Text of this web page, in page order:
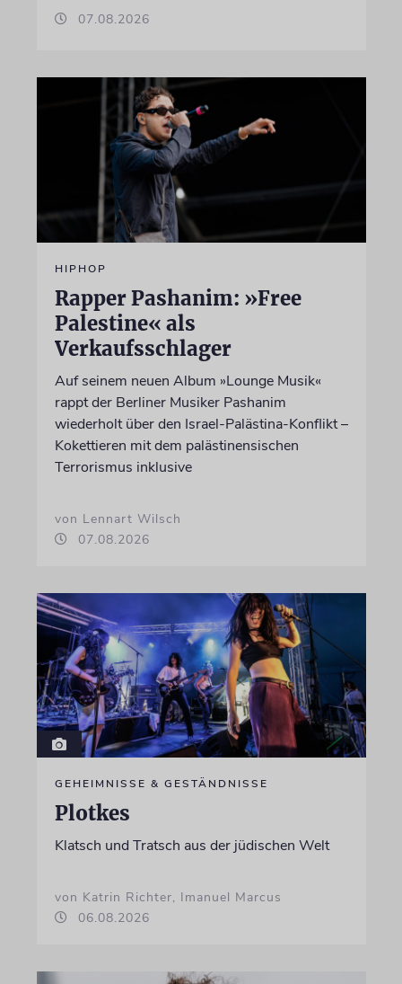
07.08.2026
HIPHOP
Rapper Pashanim: »Free
Palestine« als
Verkaufsschlager
Auf seinem neuen Album »Lounge Musik«
rappt der Berliner Musiker Pashanim
wiederholt über den Israel-Palästina-Konflikt –
Kokettieren mit dem palästinensischen
Terrorismus inklusive
von Lennart Wilsch
07.08.2026
GEHEIMNISSE & GESTÄNDNISSE
Plotkes
Klatsch und Tratsch aus der jüdischen Welt
von Katrin Richter, Imanuel Marcus
06.08.2026